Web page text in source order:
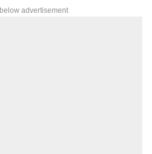
advertisement